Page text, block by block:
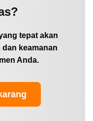
tepat akan
keamanan
Anda.